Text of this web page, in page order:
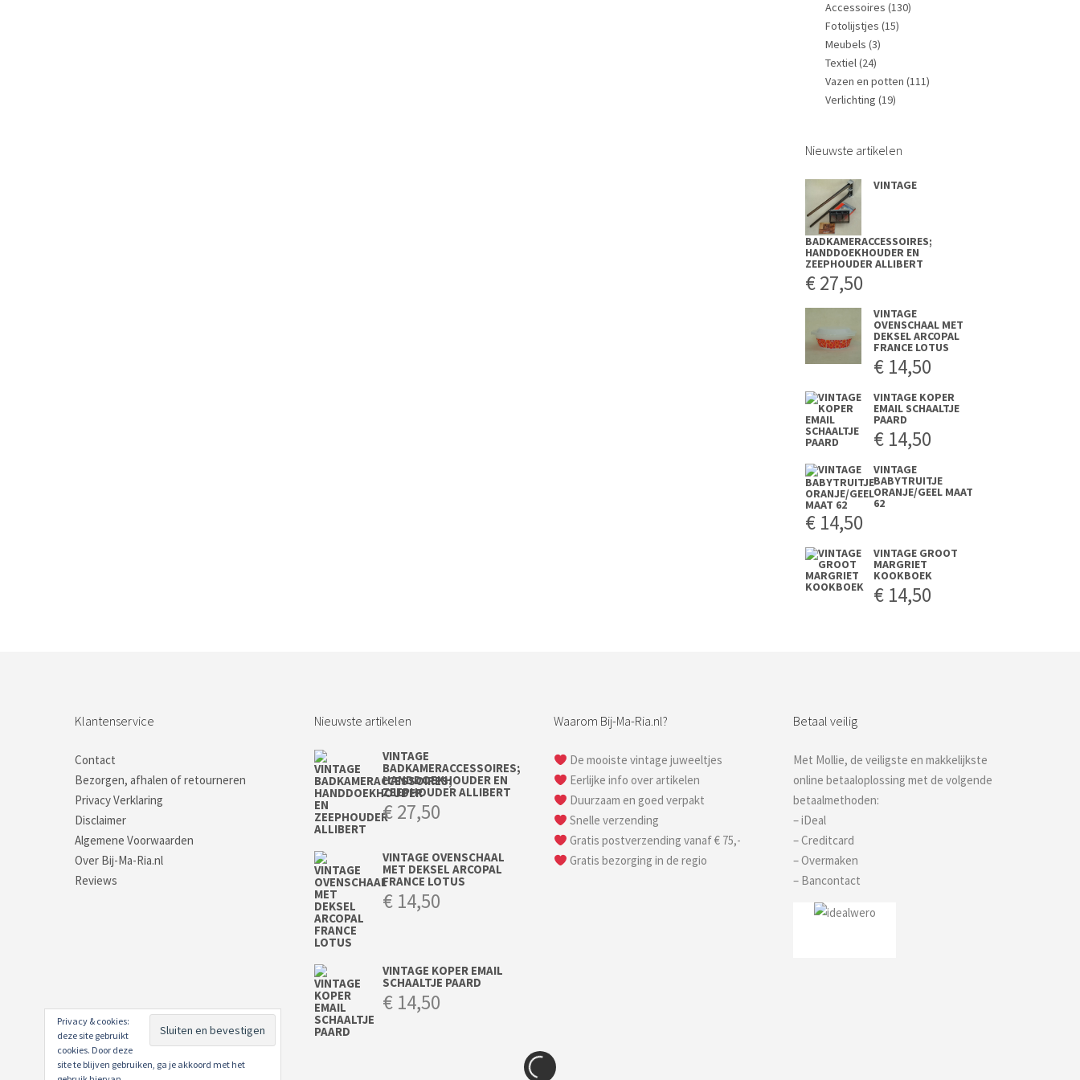
Accessoires (130)
Fotolijstjes (15)
Meubels (3)
Textiel(24)
Vazen en potten (111)
Verlichting (19)
Nieuwste artikelen
VINTAGE
BADKAMERACCESSOIRES;
HANDDOEKHOUDER EN
ZEEPHOUDER ALLIBERT
€27,50
VINTAGE
OVENSCHAAL MET
DEKSEL ARCOPAL
FRANCE LOTUS
€ 14,50
VINTAGE KOPER
EMAIL SCHAALTJE
PAARD
€ 14,50
VINTAGE
BABYTRUITJE
ORANJE/GEEL MAAT
62
€ 14,50
VINTAGE GROOT
MARGRIET
KOOKBOEK
€ 14,50
Klantenservice
Contact
Bezorgen, afhalen of retourneren
Privacy Verklaring
Disclaimer
Algemene Voorwaarden
Over Bij-Ma-Ria.nl
Reviews
Nieuwste artikelen
VINTAGE
BADKAMERACCESSOIRES;
HANDDOEKHOUDER EN
ZEEPHOUDER ALLIBERT
€27,50
VINTAGE OVENSCHAAL
MET DEKSEL ARCOPAL
FRANCE LOTUS
€ 14,50
VINTAGE KOPER EMAIL
SCHAALTJE PAARD
€ 14,50
Waarom Bij-Ma-Ria.nl?
De mooiste vintage juweeltjes
Eerlijke info over artikelen
Duurzaam en goed verpakt
Snelle verzending
Gratis postverzending vanaf € 75,-
Gratis bezorging in de regio
Betaal veilig
Met Mollie, de veiligste en makkelijkste
online betaaloplossing met de volgende
betaalmethoden:
– iDeal
– Creditcard
– Overmaken
– Bancontact
Privacy & cookies:
deze site gebruikt
cookies. Door deze
site te blijven gebruiken, ga je akkoord met het